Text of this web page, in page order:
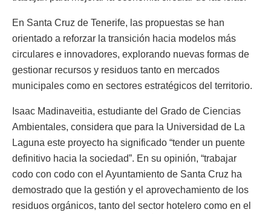
En Santa Cruz de Tenerife, las propuestas se han
orientado a reforzar la transición hacia modelos más
circulares e innovadores, explorando nuevas formas de
gestionar recursos y residuos tanto en mercados
municipales como en sectores estratégicos del territorio.
Isaac Madinaveitia, estudiante del Grado de Ciencias
Ambientales, considera que para la Universidad de La
Laguna este proyecto ha significado “tender un puente
definitivo hacia la sociedad”. En su opinión, “trabajar
codo con codo con el Ayuntamiento de Santa Cruz ha
demostrado que la gestión y el aprovechamiento de los
residuos orgánicos, tanto del sector hotelero como en el